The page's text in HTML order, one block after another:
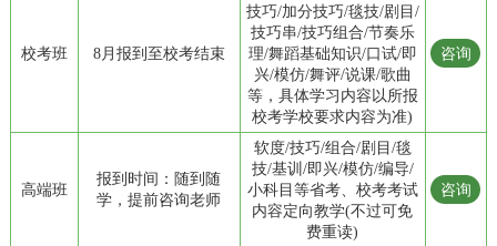
校考班 8月报到至校考结束
技巧/加分技巧/毯技/剧目/
技巧串/技巧组合/节奏乐
理/舞蹈基础知识/口试/即
兴/模仿/舞评/说课/歌曲
等，具体学习内容以所报
校考学校要求内容为准)
咨询
高端班
报到时间：随到随
学，提前咨询老师
软度/技巧/组合/剧目/毯
技/基训/即兴/模仿/编导/
小科目等省考、校考考试
内容定向教学(不过可免
费重读)
咨询